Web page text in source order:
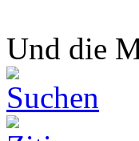
Und die